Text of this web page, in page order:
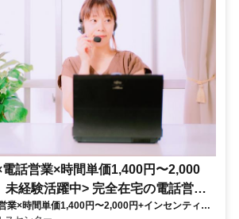
電話営業×時間単価1,400円〜2,000
未経験活躍中> 完全在宅の電話営業
立を実現
業×時間単価1,400円〜2,000円+インセンティブ